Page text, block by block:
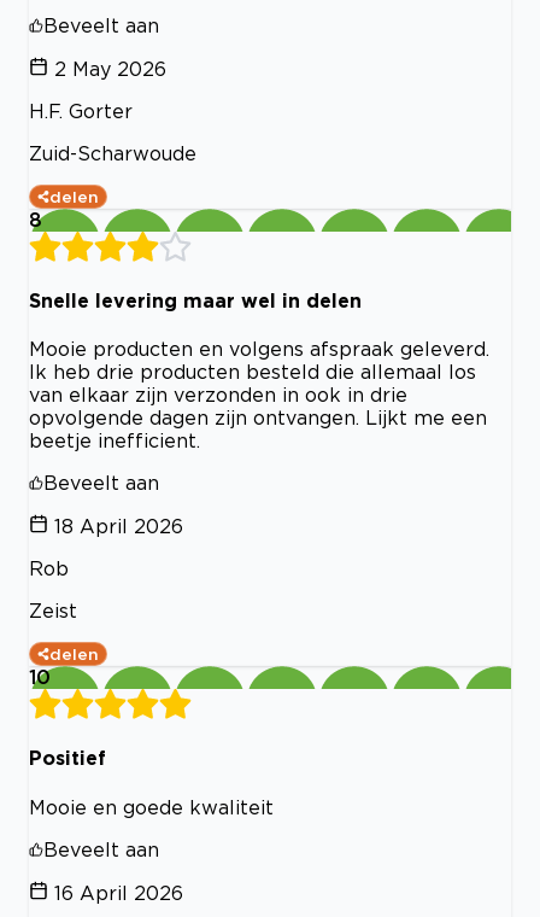
Beveelt aan
2 May 2026
H.F. Gorter
Zuid-Scharwoude
delen
8
Snelle levering maar wel in delen
Mooie producten en volgens afspraak geleverd.
Ik heb drie producten besteld die allemaal los
van elkaar zijn verzonden in ook in drie
opvolgende dagen zijn ontvangen. Lijkt me een
beetje inefficient.
Beveelt aan
18 April 2026
Rob
Zeist
delen
10
Positief
Mooie en goede kwaliteit
Beveelt aan
16 April 2026